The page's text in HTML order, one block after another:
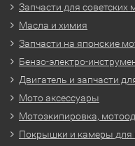
Запчасти для
Масла и химия
Запчасти на японские
Бензо-электро-
Двигатель и запчасти
Мото аксессуары
Мотоэкипировка,
Покрышки и камеры для